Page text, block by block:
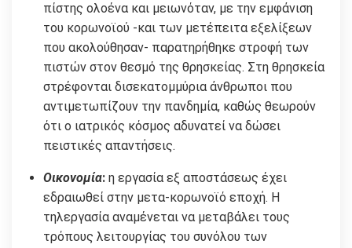
πίστης ολοένα και μειωνόταν, με την εμφάνιση
του κορωνοϊού -και των μετέπειτα εξελίξεων
που ακολούθησαν- παρατηρήθηκε στροφή των
πιστών στον θεσμό της θρησκείας. Στη θρησκεία
στρέφονται δισεκατομμύρια άνθρωποι που
αντιμετωπίζουν την πανδημία, καθώς θεωρούν
ότι ο ιατρικός κόσμος αδυνατεί να δώσει
πειστικές απαντήσεις.
Οικονομία: η εργασία εξ αποστάσεως έχει
εδραιωθεί στην μετα-κορωνοϊό εποχή. Η
τηλεργασία αναμένεται να μεταβάλει τους
τρόπους λειτουργίας του συνόλου των